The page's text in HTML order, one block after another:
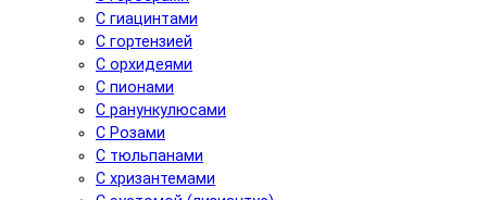
С гиацинтами
С гортензией
С орхидеями
С пионами
С ранункулюсами
С Розами
С тюльпанами
С хризантемами